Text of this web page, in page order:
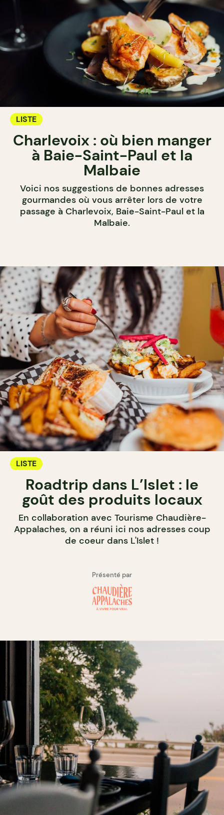
LISTE
Charlevoix : où bien manger
à Baie-Saint-Paul et la
Malbaie
Voici nos suggestions de bonnes adresses
gourmandes où vous arrêter lors de votre
passage à Charlevoix, Baie-Saint-Paul et la
Malbaie.
LISTE
Roadtrip dans L’Islet : le
goût des produits locaux
En collaboration avec Tourisme Chaudière-
Appalaches, on a réuni ici nos adresses coup
de coeur dans L'Islet !
Présenté par